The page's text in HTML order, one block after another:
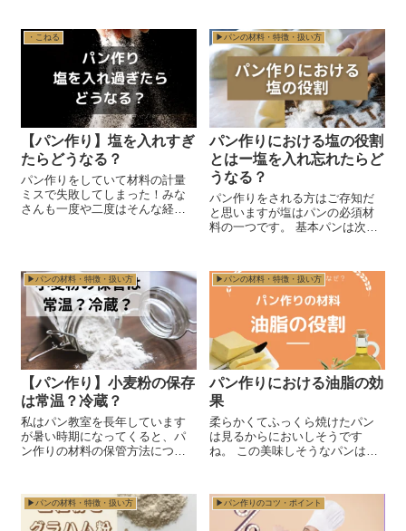
・こねる
【パン作り】塩を入れすぎ
たらどうなる？
パン作りをしていて材料の計量
ミスで失敗してしまった！みな
さんも一度や二度はそんな経験
を果たしているのが塩 。 ...
▶︎パンの材料・特徴・扱い方
パン作りにおける塩の役割
とはー塩を入れ忘れたらど
うなる？
パン作りをされる方はご存知だ
と思いますが塩はパンの必須材
料の一つです。 基本パンは次の4
ト、天然酵母など）・塩・水 砂
糖やバターやショートニングな
どの油脂類、卵、ス...
▶︎パンの材料・特徴・扱い方
【パン作り】小麦粉の保存
は常温？冷蔵？
私はパン教室を長年しています
が暑い時期になってくると、パ
ン作りの材料の保管方法につい
やイーストの保管方法につい
て。 今回は小麦粉についてのお
話です。 小麦粉はテレ...
▶︎パンの材料・特徴・扱い方
パン作りにおける油脂の効
果
柔らかくてふっくら焼けたパン
は見るからにおいしそうです
ね。 この美味しそうなパンは次
脂類は入れなくてもパンは作れ
るんですね。 でも、パン作りの
材料には油脂...
▶︎パンの材料・特徴・扱い方 ▶︎パン作りのコツ・ポイント